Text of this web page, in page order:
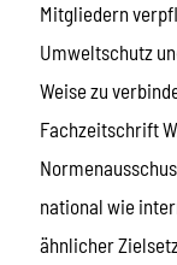
Mitgliedern
Umweltschutz
Weise zu
Fachzeitschrift
national wie
ähnlicher